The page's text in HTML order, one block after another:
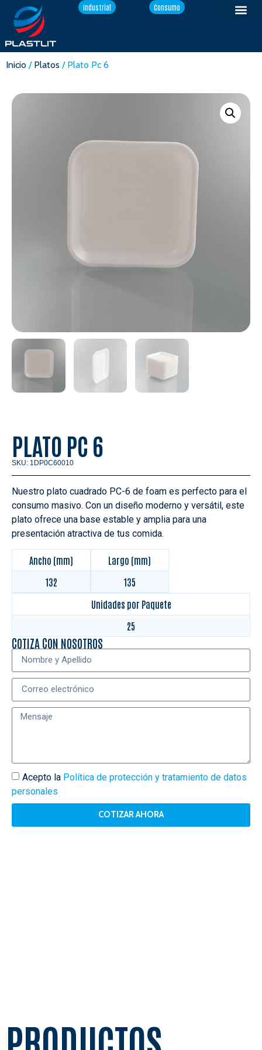
Industrial Consumo
Inicio / Platos / Plato Pc 6
PLATO PC 6
SKU: 1DP0C60010
Nuestro plato cuadrado PC-6 de foam es perfecto para el
consumo masivo. Con un diseño moderno y versátil, este
plato ofrece una base estable y amplia para una
presentación atractiva de tus comida.
Ancho (mm)
132
Largo (mm)
135
Unidades por Paquete
25
COTIZA CON NOSOTROS
Acepto la Política de protección y tratamiento de datos
personales
COTIZAR AHORA